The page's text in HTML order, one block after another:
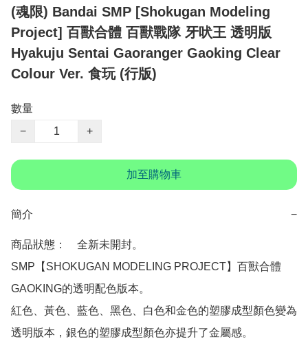
(魂限) Bandai SMP [Shokugan Modeling
Project] 百獸合體 百獸戰隊 牙吠王 透明版
Hyakuju Sentai Gaoranger Gaoking Clear
Colour Ver. 食玩 (行版)
數量
−
+
加至購物車
簡介 −
商品狀態：　全新未開封。
SMP【SHOKUGAN MODELING PROJECT】百獸合體
GAOKING的透明配色版本。
紅色、黃色、藍色、黑色、白色和金色的塑膠成型顏色變為
透明版本，銀色的塑膠成型顏色亦提升了金屬感。